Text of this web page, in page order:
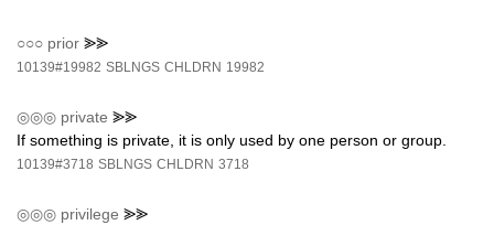
○○○ prior ⪢⪢
10139#19982 SBLNGS CHLDRN 19982
◎◎◎ private ⪢⪢
If something is private, it is only used by one person or group.
10139#3718 SBLNGS CHLDRN 3718
◎◎◎ privilege ⪢⪢